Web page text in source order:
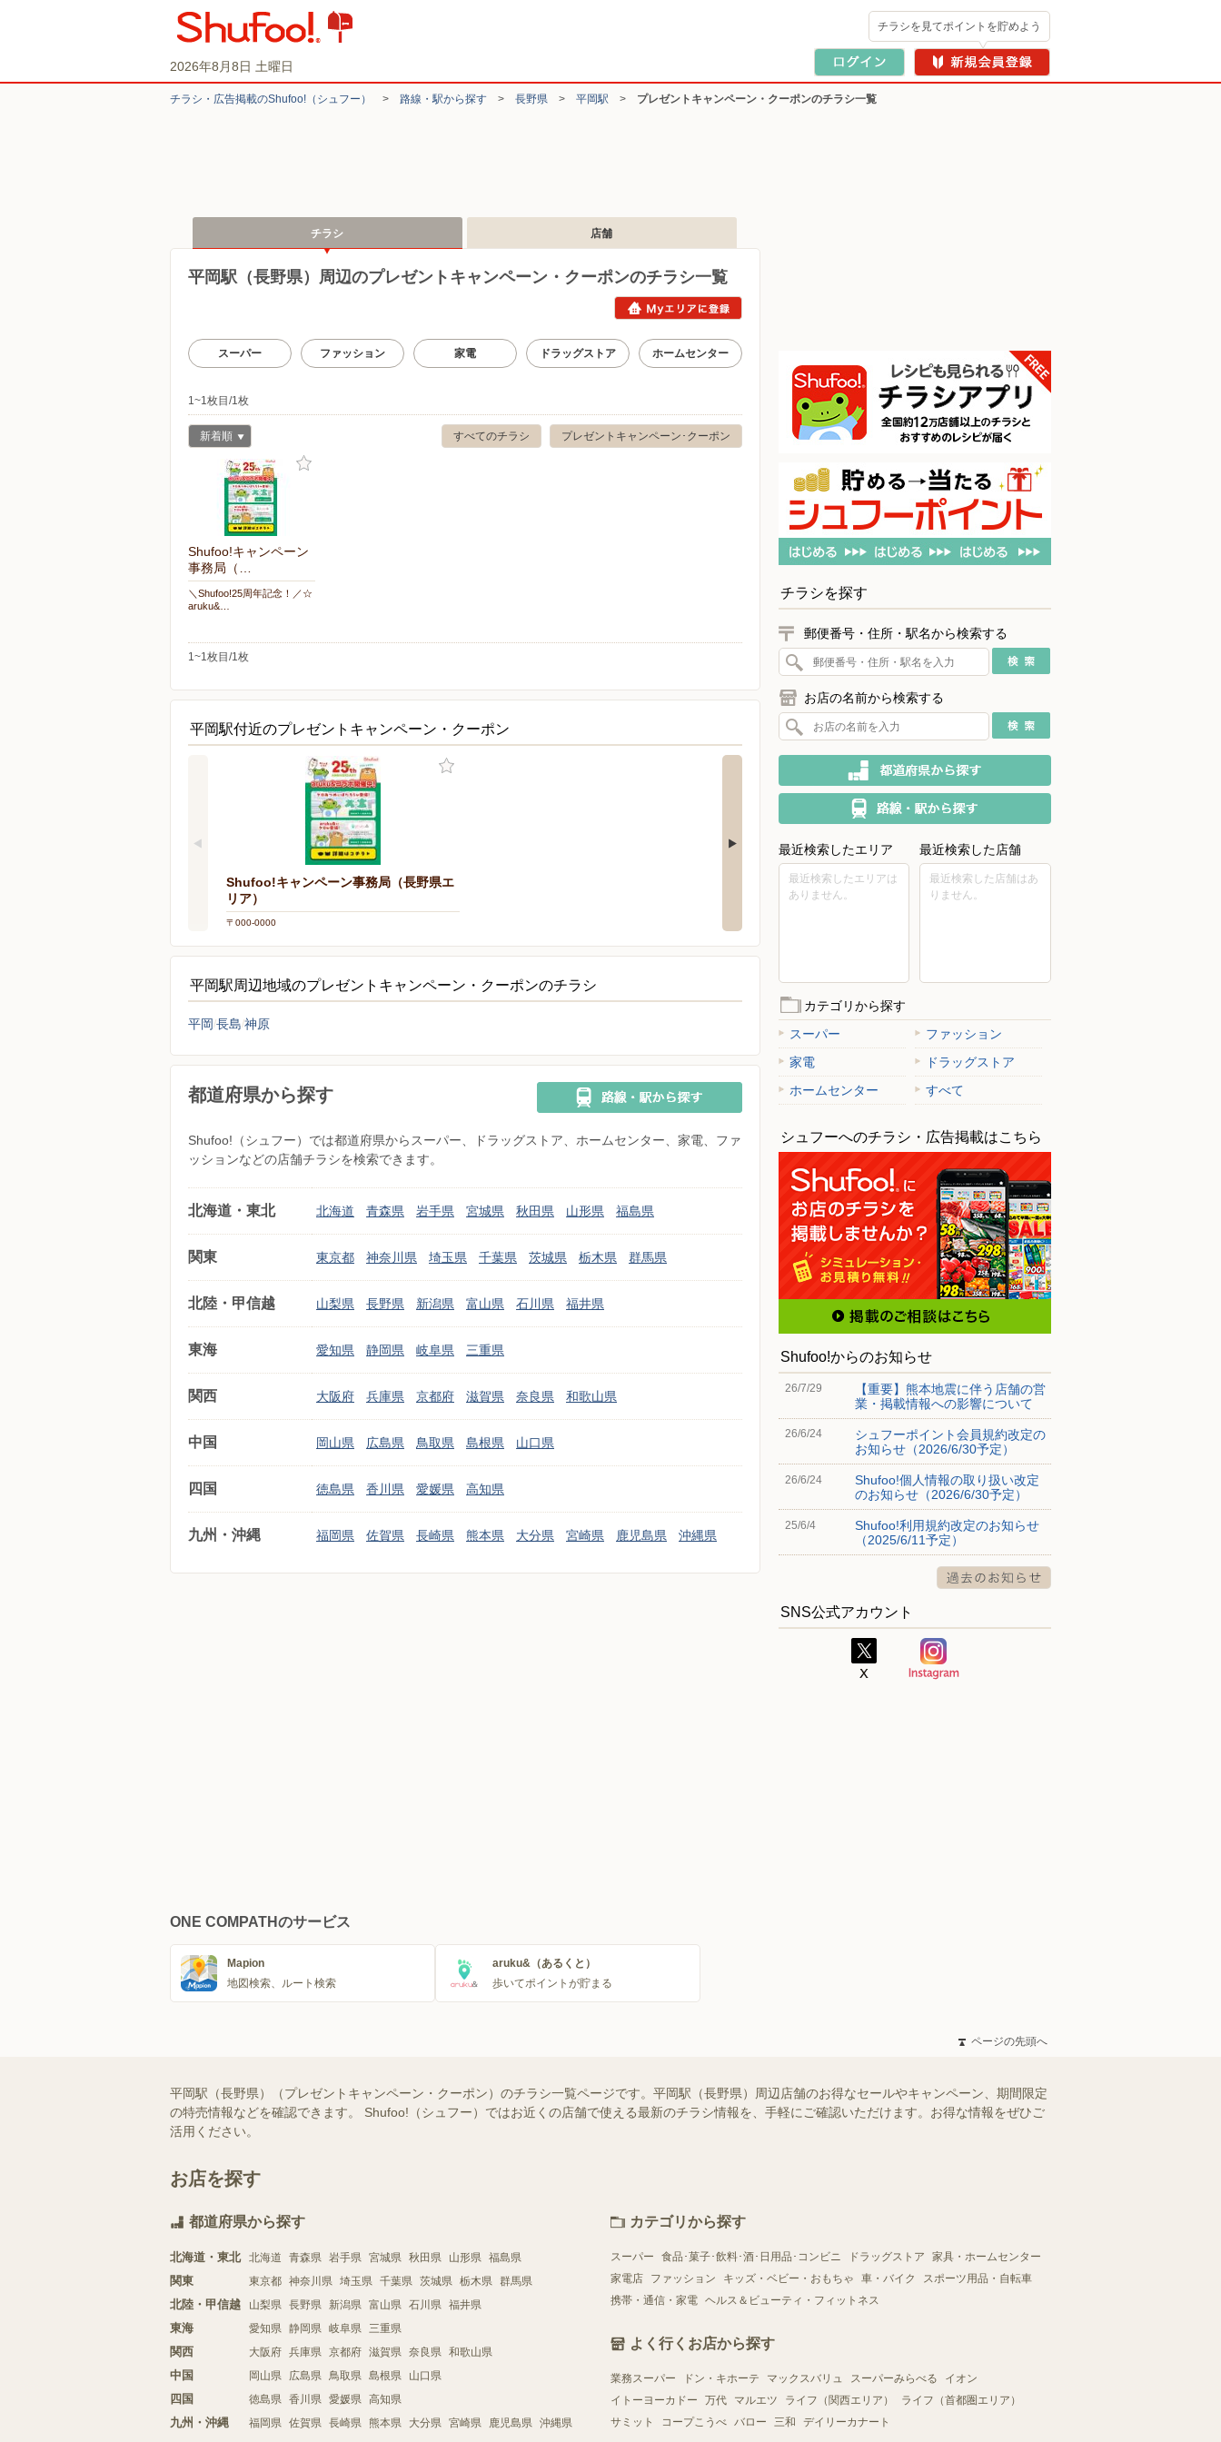
2026年8月8日 土曜日
チラシを見てポイントを貯めよう
チラシ・​広告掲載の​Shufoo!​（シュフー） > 路線・駅から探す > 長野県 > 平岡駅 > プレゼントキャンペーン・クーポンのチラシ一覧
チラシ 店舗
平岡駅（長野県）周辺のプレゼントキャンペーン・クーポンのチラシ一覧
スーパー ファッション 家電 ドラッグストア ホームセンター
1~1枚目/1枚
プレゼントキャンペーン･クーポン
すべてのチラシ
新着順
Shufoo!キャンペーン
事務局（…
＼Shufoo!25周年記念！／☆
aruku&…
1~1枚目/1枚
平岡駅付近のプレゼントキャンペーン・クーポン
Shufoo!キャンペーン事務局（長野県エ
リア）
〒000-0000
平岡駅周辺地域のプレゼントキャンペーン・クーポンのチラシ
平岡 長島 神原
都道府県から探す
Shufoo!（シュフー）では都道府県からスーパー、ドラッグストア、ホームセンター、家電、ファ
ッションなどの店舗チラシを検索できます。
北海道・東北 北海道 青森県 岩手県 宮城県 秋田県 山形県 福島県
関東 東京都 神奈川県 埼玉県 千葉県 茨城県 栃木県 群馬県
北陸・甲信越 山梨県 長野県 新潟県 富山県 石川県 福井県
東海 愛知県 静岡県 岐阜県 三重県
関西 大阪府 兵庫県 京都府 滋賀県 奈良県 和歌山県
中国 岡山県 広島県 鳥取県 島根県 山口県
四国 徳島県 香川県 愛媛県 高知県
九州・沖縄 福岡県 佐賀県 長崎県 熊本県 大分県 宮崎県 鹿児島県 沖縄県
チラシを探す
郵便番号・住所・駅名から検索する
お店の名前から検索する
最近検索したエリア
最近検索したエリアは
ありません。
最近検索した店舗
最近検索した店舗はあ
りません。
カテゴリから探す
スーパー
ファッション
家電
ドラッグストア
ホームセンター
すべて
シュフーへのチラシ・広告掲載はこちら
Shufoo!からのお知らせ
26/7/29
【重要】熊本地震に伴う店舗の営
業・掲載情報への影響について
26/6/24
シュフーポイント会員規約改定の
お知らせ（2026/6/30予定）
26/6/24
Shufoo!個人情報の取り扱い改定
のお知らせ（2026/6/30予定）
25/6/4
Shufoo!利用規約改定のお知らせ
（2025/6/11予定）
SNS公式アカウント
ONE COMPATHのサービス
Mapion
地図検索、ルート検索
aruku&（あるくと）
歩いてポイントが貯まる
ページの先頭へ
平岡駅（長野県）（プレゼントキャンペーン・クーポン）のチラシ一覧ページです。平岡駅（長野県）周辺店舗のお得なセールやキャンペーン、期間限定
の特売情報などを確認できます。 Shufoo!（シュフー）ではお近くの店舗で使える最新のチラシ情報を、手軽にご確認いただけます。お得な情報をぜひご
活用ください。
お店を探す
都道府県から探す
北海道・東北 北海道 青森県 岩手県 宮城県 秋田県 山形県 福島県
関東 東京都 神奈川県 埼玉県 千葉県 茨城県 栃木県 群馬県
北陸・甲信越 山梨県 長野県 新潟県 富山県 石川県 福井県
東海 愛知県 静岡県 岐阜県 三重県
関西 大阪府 兵庫県 京都府 滋賀県 奈良県 和歌山県
中国 岡山県 広島県 鳥取県 島根県 山口県
四国 徳島県 香川県 愛媛県 高知県
九州・沖縄 福岡県 佐賀県 長崎県 熊本県 大分県 宮崎県 鹿児島県 沖縄県
カテゴリから探す
スーパー 食品･菓子･飲料･酒･日用品･コンビニ ドラッグストア
家具・ホームセンター
家電店
ファッション キッズ・ベビー・おもちゃ 車・バイク
スポーツ用品・自転車
携帯・通信・家電 ヘルス＆ビューティ・フィットネス
よく行くお店から探す
業務スーパー ドン・キホーテ マックスバリュ スーパーみらべる
イオン
イトーヨーカドー
万代 マルエツ ライフ（関西エリア）
ライフ（首都圏エリア）
サミット
コープこうべ バロー 三和 デイリーカナート